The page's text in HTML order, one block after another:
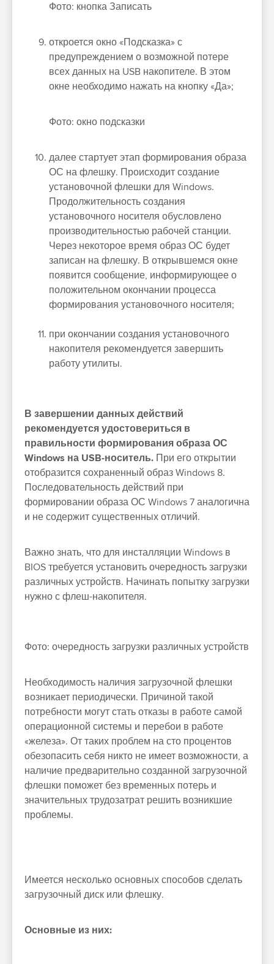
Фото: кнопка Записать
откроется окно «Подсказка» с
предупреждением о возможной потере
всех данных на USB накопителе. В этом
окне необходимо нажать на кнопку «Да»;
Фото: окно подсказки
далее стартует этап формирования образа
ОС на флешку. Происходит создание
установочной флешки для Windows.
Продолжительность создания
установочного носителя обусловлено
производительностью рабочей станции.
Через некоторое время образ ОС будет
записан на флешку. В открывшемся окне
появится сообщение, информирующее о
положительном окончании процесса
формирования установочного носителя;
при окончании создания установочного
накопителя рекомендуется завершить
работу утилиты.
В завершении данных действий
рекомендуется удостовериться в
правильности формирования образа ОС
Windows на USB-носитель. При его открытии
отобразится сохраненный образ Windows 8.
Последовательность действий при
формировании образа ОС Windows 7 аналогична
и не содержит существенных отличий.
Важно знать, что для инсталляции Windows в
BIOS требуется установить очередность загрузки
различных устройств. Начинать попытку загрузки
нужно с флеш-накопителя.
Фото: очередность загрузки различных устройств
Необходимость наличия загрузочной флешки
возникает периодически. Причиной такой
потребности могут стать отказы в работе самой
операционной системы и перебои в работе
«железа». От таких проблем на сто процентов
обезопасить себя никто не имеет возможности, а
наличие предварительно созданной загрузочной
флешки поможет без временных потерь и
значительных трудозатрат решить возникшие
проблемы.
Имеется несколько основных способов сделать
загрузочный диск или флешку.
Основные из них: